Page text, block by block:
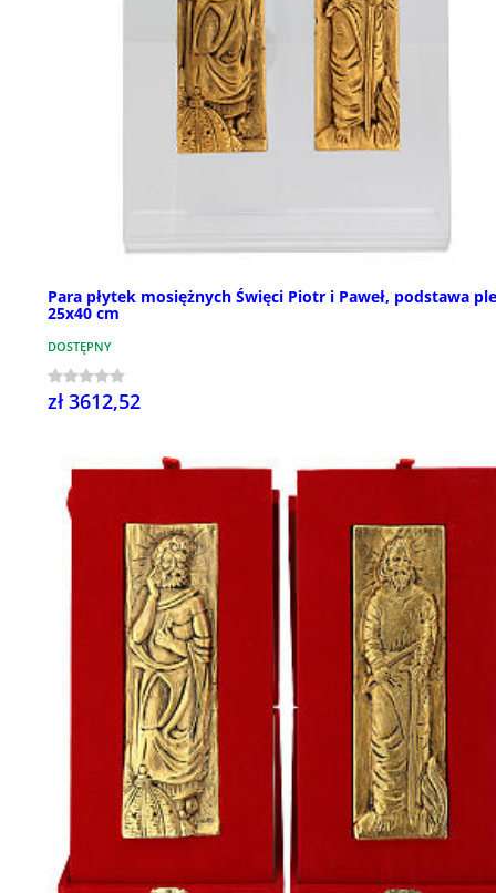
Para płytek mosiężnych Święci Piotr i Paweł, podstawa
25x40 cm
DOSTĘPNY
zł 3612,52